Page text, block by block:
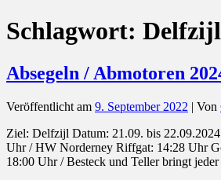
Schlagwort: Delfzijl
Absegeln / Abmotoren
Veröffentlicht am 9. September 2022 | Von
Ziel: Delfzijl Datum: 21.09. bis
Uhr / HW Norderney Riffgat: 14:28 Uhr
18:00 Uhr / Besteck und Teller bringt